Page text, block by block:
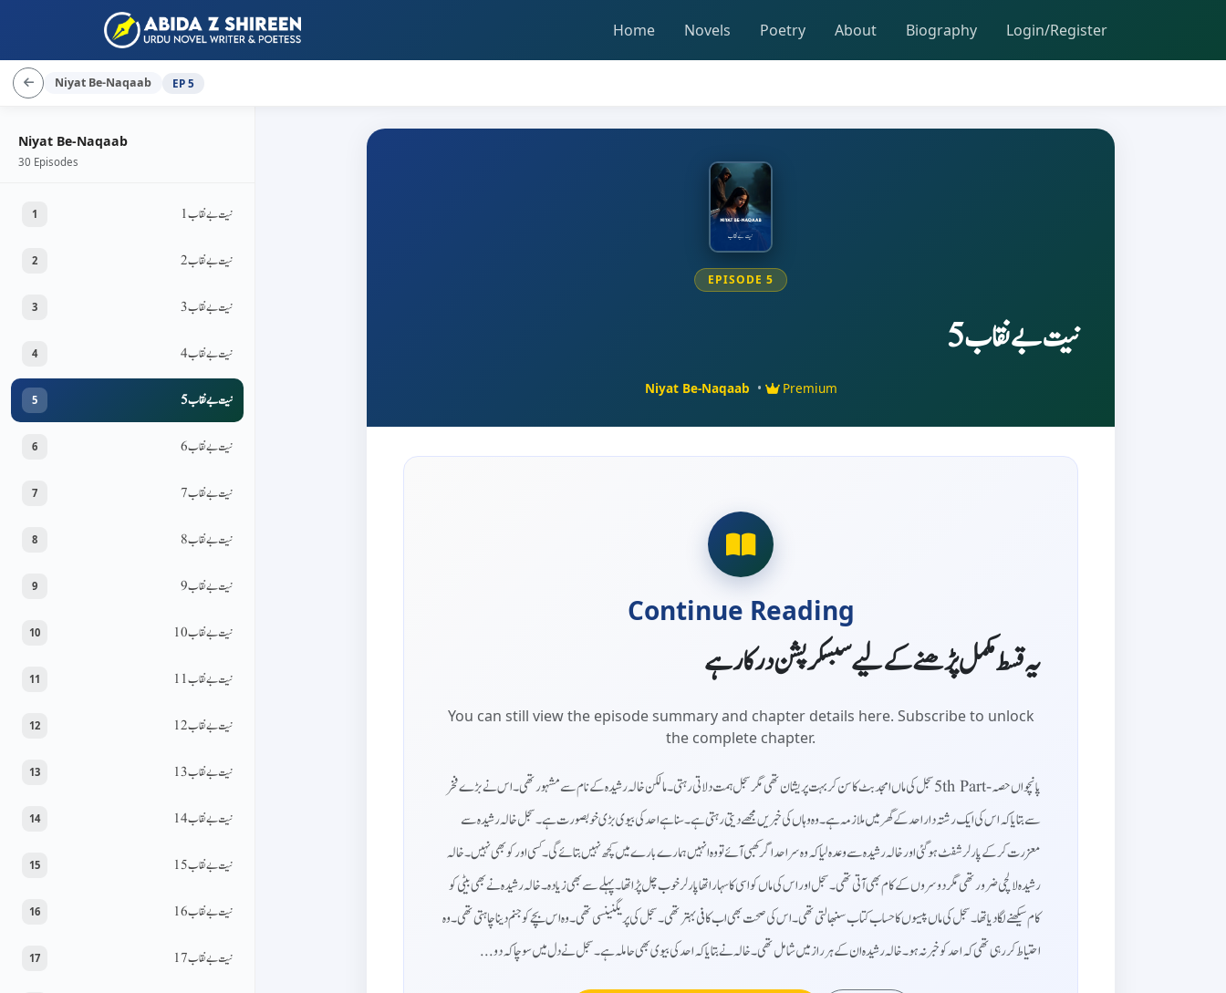
Home Novels Poetry About Biography Login/Register
Niyat Be-Naqaab EP 5
Niyat Be-Naqaab
30 Episodes
1 نیت بےنقاب 1
2 نیت بےنقاب 2
3 نیت بےنقاب 3
4 نیت بےنقاب 4
5 نیت بےنقاب 5
6 نیت بےنقاب 6
7 نیت بےنقاب 7
8 نیت بےنقاب 8
9 نیت بےنقاب 9
10 نیت بےنقاب 10
11 نیت بےنقاب 11
12 نیت بےنقاب 12
13 نیت بےنقاب 13
14 نیت بےنقاب 14
15 نیت بےنقاب 15
16 نیت بےنقاب 16
17 نیت بےنقاب 17
EPISODE 5
نیت بےنقاب 5
Niyat Be-Naqaab • Premium
Continue Reading
یہ قسط مکمل پڑھنے کے لیے سبسکرپشن درکار ہے
You can still view the episode summary and chapter details here. Subscribe to unlock
the complete chapter.
پانچواں حصہ - 5th Partسجل کی ماں امجد بٹ کا سن کر بہت پریشان تھی مگر سجل ہمت دلاتی رہتی۔ مالکن خالہ رشیدہ کے نام سے مشہور تھی۔ اس نے بڑے فخر
سے بتایا کہ اس کی ایک رشتہ دار احد کے گھر میں ملازمہ ہے۔ وہ وہاں کی خبریں مجھے دیتی رہتی ہے۔ سنا ہے احد کی بیوی بڑی خوبصورت ہے۔ سجل خالہ رشیدہ سے
معزرت کر کے پارلر شفٹ ہو گئی اور خالہ رشیدہ سے وعدہ لیا کہ وہ سر احد اگر کھبی آئے تو وہ انہیں ہمارے بارے میں کچھ نہیں بتائے گی۔ کسی اور کو بھی نہیں۔ خالہ
رشیدہ لالچی ضرور تھی مگر دوسروں کے کام بھی آتی تھی۔ سجل اور اس کی ماں کو اسی کا سہارا تھا پارلر خوب چل پڑا تھا۔ پہلے سے بھی زیادہ۔ خالہ رشیدہ نے بھی بیٹی کو
کام سیکھنے لگا دیا تھا۔ سجل کی ماں پیسوں کا حساب کتاب سنبھالتی تھی۔ اس کی صحت بھی اب کافی بہتر تھی۔سجل کی پریگنینسی تھی۔ وہ اس بچے کو جنم دینا چاہتی تھی۔ وہ
احتیاط کر رہی تھی کہ احد کو خبر نہ ہو۔ خالہ رشیدہ ان کے ہر راز میں شامل تھی۔ خالہ نے بتایا کہ احد کی بیوی بھی حاملہ ہے۔ سجل نے دل میں سوچا کہ دو ...